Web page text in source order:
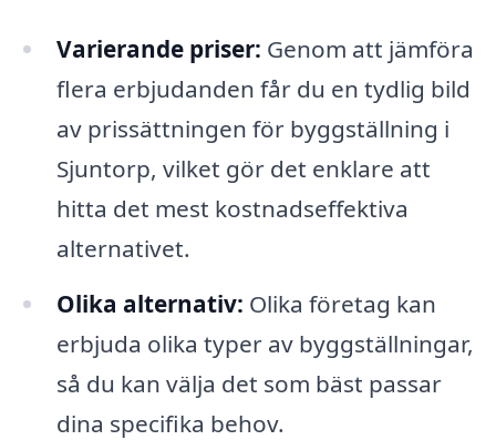
Varierande priser: Genom att jämföra
flera erbjudanden får du en tydlig bild
av prissättningen för byggställning i
Sjuntorp, vilket gör det enklare att
hitta det mest kostnadseffektiva
alternativet.
Olika alternativ: Olika företag kan
erbjuda olika typer av byggställningar,
så du kan välja det som bäst passar
dina specifika behov.